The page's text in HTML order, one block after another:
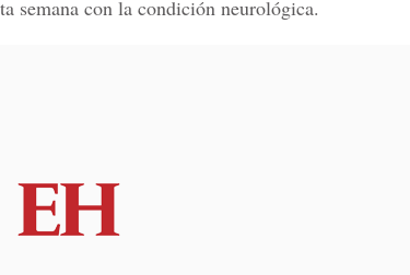
semana con la condición neurológica.